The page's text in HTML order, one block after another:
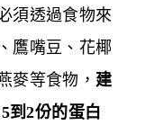
須透過食物來
鷹嘴豆、花椰
麥等食物， 建
到2份的蛋白